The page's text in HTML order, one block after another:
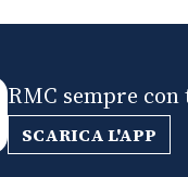
RMC sempre con
SCARICA L'APP